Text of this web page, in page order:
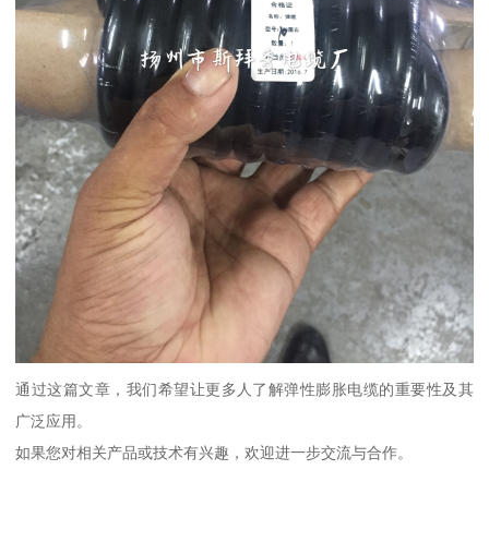
通过这篇文章，我们希望让更多人了解弹性膨胀电缆的重要性及其
广泛应用。
如果您对相关产品或技术有兴趣，欢迎进一步交流与合作。